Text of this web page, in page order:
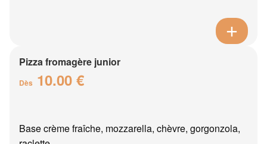
Pizza fromagère junior
Dès 10.00 €
Base crème fraîche, mozzarella, chèvre, gorgonzola,